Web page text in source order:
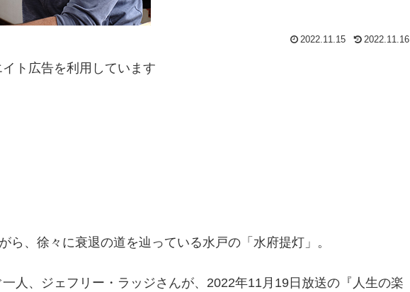
2022.11.15 2022.11.16
ト広告を利用しています
ら、徐々に衰退の道を辿っている水戸の「水府提灯」。
人、ジェフリー・ラッジさんが、2022年11月19日放送の『人生の楽